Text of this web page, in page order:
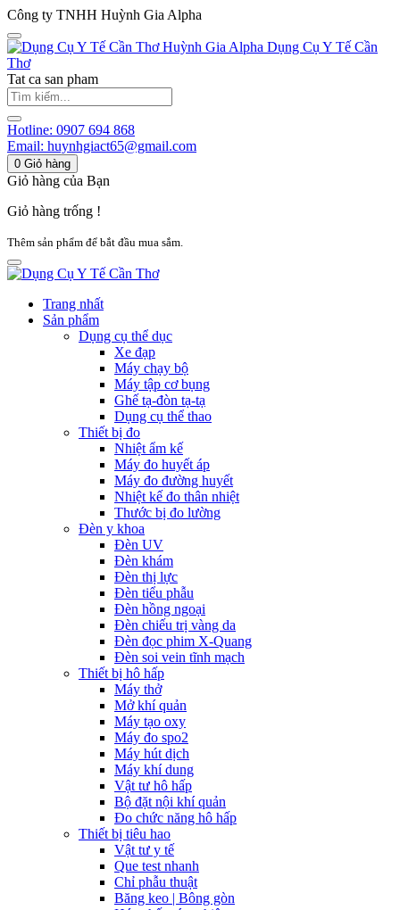
Công ty TNHH Huỳnh Gia Alpha
Huỳnh Gia Alpha Dụng Cụ Y Tế Cần
Thơ
Tat ca san pham
Hotline: 0907 694 868
Email: huynhgiact65@gmail.com
0 Giỏ hàng
Giỏ hàng của Bạn
Giỏ hàng trống !
Thêm sản phẩm để bắt đầu mua sắm.
Trang nhất
Sản phẩm
Dụng cụ thể dục
Xe đạp
Máy chạy bộ
Máy tập cơ bụng
Ghế tạ-đòn tạ-tạ
Dụng cụ thể thao
Thiết bị đo
Nhiệt ẩm kế
Máy đo huyết áp
Máy đo đường huyết
Nhiệt kế đo thân nhiệt
Thước bị đo lường
Đèn y khoa
Đèn UV
Đèn khám
Đèn thị lực
Đèn tiểu phẫu
Đèn hồng ngoại
Đèn chiếu trị vàng da
Đèn đọc phim X-Quang
Đèn soi vein tĩnh mạch
Thiết bị hô hấp
Máy thở
Mở khí quản
Máy tạo oxy
Máy đo spo2
Máy hút dịch
Máy khí dung
Vật tư hô hấp
Bộ đặt nội khí quản
Đo chức năng hô hấp
Thiết bị tiêu hao
Vật tư y tế
Que test nhanh
Chỉ phẫu thuật
Băng keo | Bông gòn